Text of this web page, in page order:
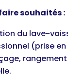
souhaités :
du lave-
(prise